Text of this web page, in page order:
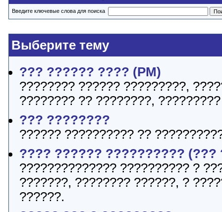
Введите ключевые слова для поиска
Выберите тему
??? ?????? ???? (PM)
???????? ?????? ?????????,
???????? ?? ????????,
??? ????????
?????? ?????????? ??
???? ?????? ?????????? (???
?????????????? ?????????? ?
???????, ???????? ??????, ?
??????.